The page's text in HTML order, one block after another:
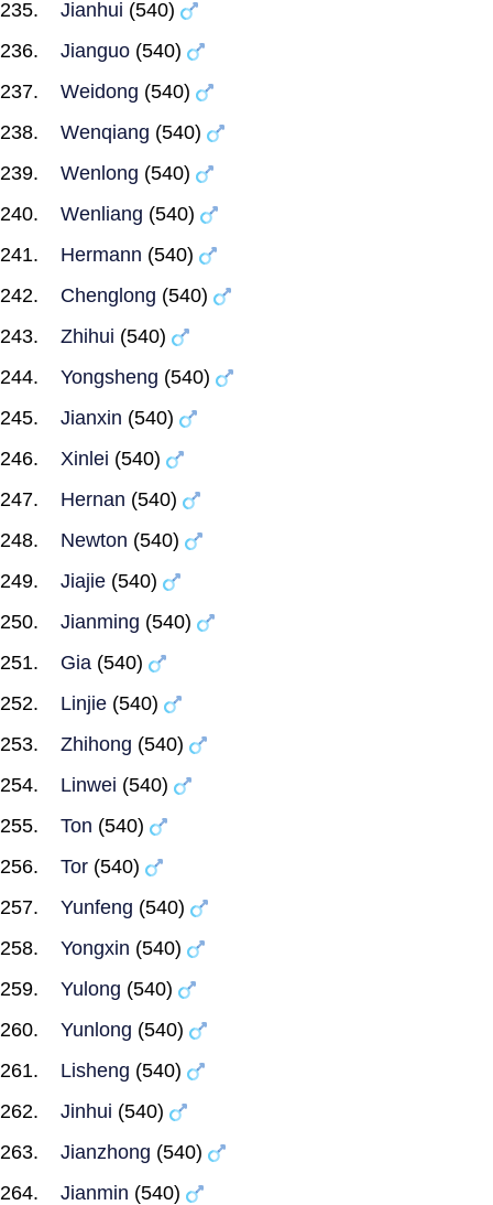
Jianhui (540)
Jianguo (540)
Weidong (540)
Wenqiang (540)
Wenlong (540)
Wenliang (540)
Hermann (540)
Chenglong (540)
Zhihui (540)
Yongsheng (540)
Jianxin (540)
Xinlei (540)
Hernan (540)
Newton (540)
Jiajie (540)
Jianming (540)
Gia (540)
Linjie (540)
Zhihong (540)
Linwei (540)
Ton (540)
Tor (540)
Yunfeng (540)
Yongxin (540)
Yulong (540)
Yunlong (540)
Lisheng (540)
Jinhui (540)
Jianzhong (540)
Jianmin (540)